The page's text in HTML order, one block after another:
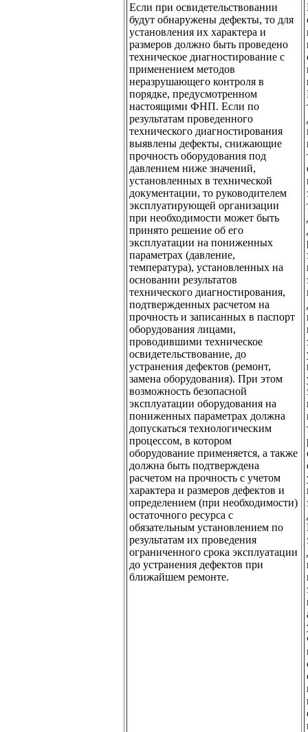
Если при освидетельствовании
будут обнаружены дефекты, то для
установления их характера и
размеров должно быть проведено
техническое диагностирование с
применением методов
неразрушающего контроля в
порядке, предусмотренном
настоящими ФНП. Если по
результатам проведенного
технического диагностирования
выявлены дефекты, снижающие
прочность оборудования под
давлением ниже значений,
установленных в технической
документации, то руководителем
эксплуатирующей организации
при необходимости может быть
принято решение об его
эксплуатации на пониженных
параметрах (давление,
температура), установленных на
основании результатов
технического диагностирования,
подтвержденных расчетом на
прочность и записанных в паспорт
оборудования лицами,
проводившими техническое
освидетельствование, до
устранения дефектов (ремонт,
замена оборудования). При этом
возможность безопасной
эксплуатации оборудования на
пониженных параметрах должна
допускаться технологическим
процессом, в котором
оборудование применяется, а также
должна быть подтверждена
расчетом на прочность с учетом
характера и размеров дефектов и
определением (при необходимости)
остаточного ресурса с
обязательным установлением по
результатам их проведения
ограниченного срока эксплуатации
до устранения дефектов при
ближайшем ремонте.